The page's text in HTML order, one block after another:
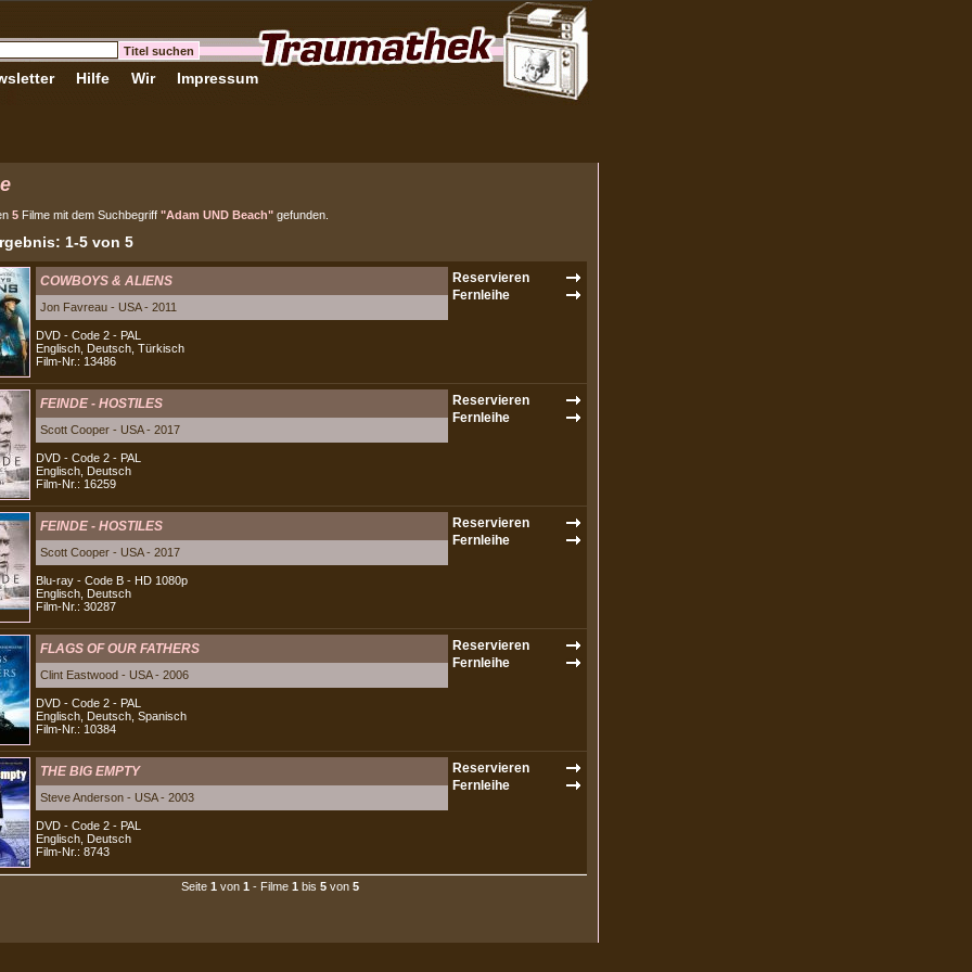
Hilfe Wir Impressum
5 Filme mit dem Suchbegriff "Adam UND Beach" gefunden.
1-5 von 5
COWBOYS & ALIENS
Jon Favreau - USA - 2011
DVD - Code 2 - PAL
Englisch, Deutsch, Türkisch
Film-Nr.: 13486
FEINDE - HOSTILES
Scott Cooper - USA - 2017
DVD - Code 2 - PAL
Englisch, Deutsch
Film-Nr.: 16259
FEINDE - HOSTILES
Scott Cooper - USA - 2017
Blu-ray - Code B - HD 1080p
Englisch, Deutsch
Film-Nr.: 30287
FLAGS OF OUR FATHERS
Clint Eastwood - USA - 2006
DVD - Code 2 - PAL
Englisch, Deutsch, Spanisch
Film-Nr.: 10384
THE BIG EMPTY
Steve Anderson - USA - 2003
DVD - Code 2 - PAL
Englisch, Deutsch
Film-Nr.: 8743
Seite 1 von 1 - Filme 1 bis 5von 5